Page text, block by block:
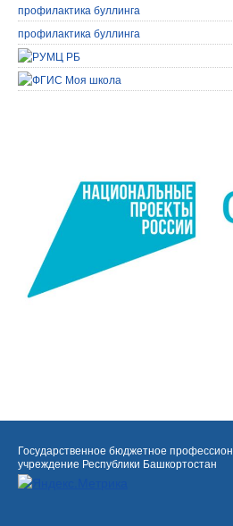
профилактика буллинга
профилактика буллинга
Государственное бюджетное
учреждение Республики Башкортостан